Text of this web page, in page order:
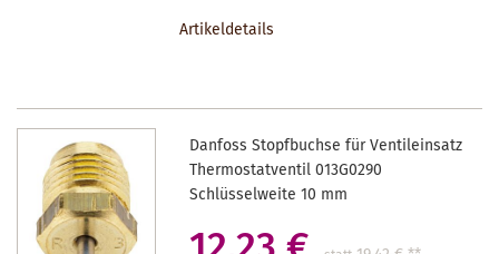
Artikeldetails
Danfoss Stopfbuchse für Ventileinsatz
Thermostatventil 013G0290
Schlüsselweite 10 mm